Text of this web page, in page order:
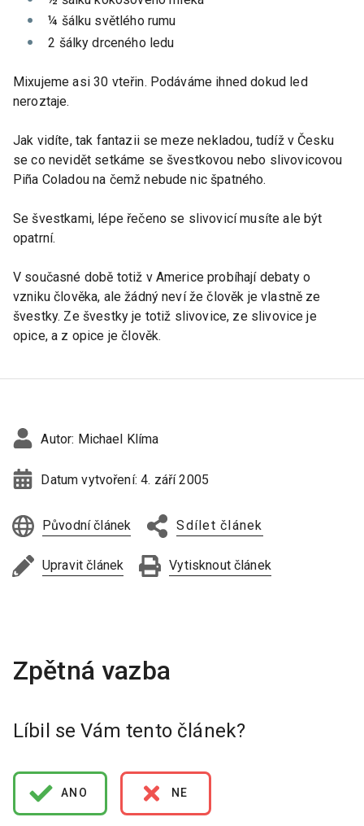
¼ šálku světlého rumu
2 šálky drceného ledu
Mixujeme asi 30 vteřin. Podáváme ihned dokud led
neroztaje.
Jak vidíte, tak fantazii se meze nekladou, tudíž v Česku
se co nevidět setkáme se švestkovou nebo slivovicovou
Piña Coladou na čemž nebude nic špatného.
Se švestkami, lépe řečeno se slivovicí musíte ale být
opatrní.
V současné době totiž v Americe probíhají debaty o
vzniku člověka, ale žádný neví že člověk je vlastně ze
švestky. Ze švestky je totiž slivovice, ze slivovice je
opice, a z opice je člověk.
Autor: Michael Klíma
Datum vytvoření:4. září 2005
Původní článek Sdílet článek
Upravit článek Vytisknout článek
Líbil se Vám tento článek?
ANO NE